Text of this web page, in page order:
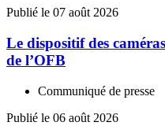
Publié le 07 août 2026
Le dispositif des
de l’OFB
Communiqué de presse
Publié le 06 août 2026